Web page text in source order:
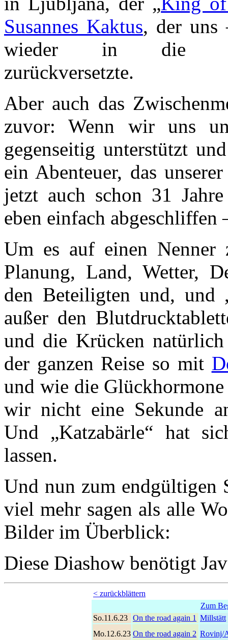
Susannes Kaktus, der uns
wieder in die
zurückversetzte.
Aber auch das
zuvor: Wenn wir uns
gegenseitig unterstützt
ein Abenteuer, das
jetzt auch schon 31
eben einfach
Um es auf einen Nenner
Planung, Land, Wetter,
den Beteiligten und,
außer den
und die Krücken
der ganzen Reise so mit
und wie die
wir nicht eine Sekunde
Und „Katzabärle“ hat
lassen.
Und nun zum endgültigen
viel mehr sagen als alle
Bilder im Überblick:
Diese Diashow benötigt
< zurückblättern
Zum
So.11.6.23 On the road again 1 Millstätt
Mo.12.6.23 On the road again 2 Rovinj/